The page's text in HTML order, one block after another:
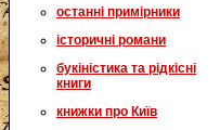
останні примірники
історичні романи
букіністика та рідкісні
книги
книжки про Київ